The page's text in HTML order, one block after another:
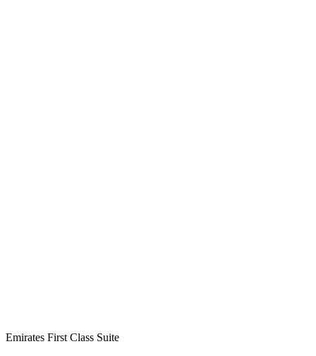
Emirates First Class Suite